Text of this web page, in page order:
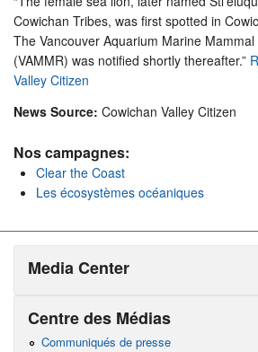
Cowichan Tribes, was first spotted in
The Vancouver Aquarium Marine
(VAMMR) was notified shortly thereafter.”
Valley Citizen
News Source: Cowichan Valley Citizen
Nos campagnes:
Clear the Coast
Les écosystèmes océaniques
Media Center
Centre des Médias
Communiqués de presse